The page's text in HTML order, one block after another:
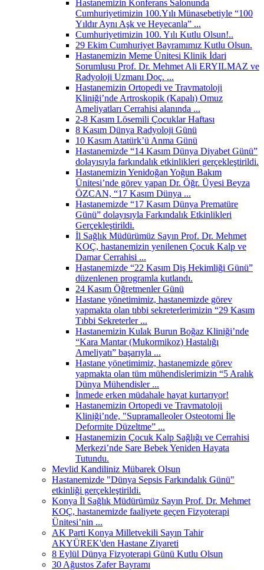
Hastanemizin Konferans Salonunda
Cumhuriyetimizin 100.Yılı Münasebetiyle “100
Yıldır Aynı Aşk ve Heyecanla” ...
Cumhuriyetimizin 100. Yılı Kutlu Olsun!..
29 Ekim Cumhuriyet Bayramımız Kutlu Olsun.
Hastanemizin Meme Ünitesi Klinik İdari
Sorumlusu Prof. Dr. Mehmet Ali ERYILMAZ ve
Radyoloji Uzmanı Doç. ...
Hastanemizin Ortopedi ve Travmatoloji
Kliniği’nde Artroskopik (Kapalı) Omuz
Ameliyatları Cerrahisi alanında ...
2-8 Kasım Lösemili Çocuklar Haftası
8 Kasım Dünya Radyoloji Günü
10 Kasım Atatürk’ü Anma Günü
Hastanemizde “14 Kasım Dünya Diyabet Günü”
dolayısıyla farkındalık etkinlikleri gerçekleştirildi.
Hastanemizin Yenidoğan Yoğun Bakım
Ünitesi’nde görev yapan Dr. Öğr. Üyesi Beyza
ÖZCAN, “17 Kasım Dünya ...
Hastanemizde “17 Kasım Dünya Prematüre
Günü” dolayısıyla Farkındalık Etkinlikleri
Gerçekleştirildi.
İl Sağlık Müdürümüz Sayın Prof. Dr. Mehmet
KOÇ, hastanemizin yenilenen Çocuk Kalp ve
Damar Cerrahisi ...
Hastanemizde “22 Kasım Diş Hekimliği Günü”
düzenlenen programla kutlandı.
24 Kasım Öğretmenler Günü
Hastane yönetimimiz, hastanemizde görev
yapmakta olan tıbbi sekreterlerimizin “29 Kasım
Tıbbi Sekreterler ...
Hastanemizin Kulak Burun Boğaz Kliniği’nde
“Kara Mantar (Mukormikoz) Hastalığı
Ameliyatı” başarıyla ...
Hastane yönetimimiz, hastanemizde görev
yapmakta olan tüm mühendislerimizin “5 Aralık
Dünya Mühendisler ...
İnmede erken müdahale hayat kurtarıyor!
Hastanemizin Ortopedi ve Travmatoloji
Kliniği’nde, "Supramalleoler Osteotomi İle
Deformite Düzeltme” ...
Hastanemizin Çocuk Kalp Sağlığı ve Cerrahisi
Merkezi’nde Sare Bebek Yeniden Hayata
Tutundu.
Mevlid Kandiliniz Mübarek Olsun
Hastanemizde "Dünya Sepsis Farkındalık Günü"
etkinliği gerçekleştirildi.
Konya İl Sağlık Müdürümüz Sayın Prof. Dr. Mehmet
KOÇ, hastanemizde faaliyete geçen Fizyoterapi
Ünitesi’nin ...
AK Parti Konya Milletvekili Sayın Tahir
AKYÜREK'den Hastane Ziyareti
8 Eylül Dünya Fizyoterapi Günü Kutlu Olsun
30 Ağustos Zafer Bayramı